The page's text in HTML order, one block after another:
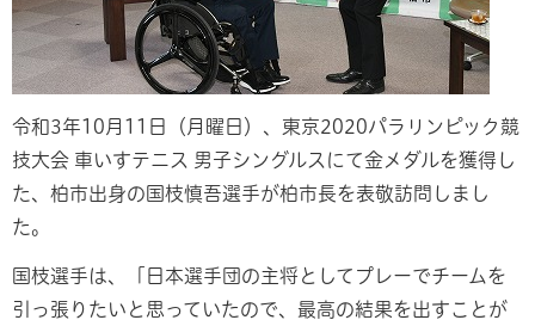
令和3年10月11日（月曜日）、東京2020パラリンピック競
技大会 車いすテニス 男子シングルスにて金メダルを獲得し
た、柏市出身の国枝慎吾選手が柏市長を表敬訪問しまし
た。
国枝選手は、「日本選手団の主将としてプレーでチームを
引っ張りたいと思っていたので、最高の結果を出すことが